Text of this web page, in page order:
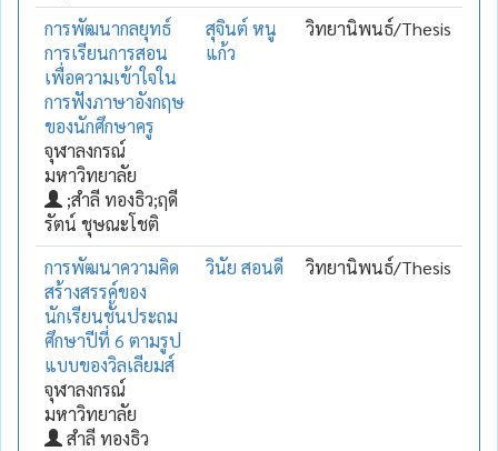
การพัฒนากลยุทธ์
การเรียนการสอน
เพื่อความเข้าใจใน
การฟังภาษาอังกฤษ
ของนักศึกษาครู
จุฬาลงกรณ์
มหาวิทยาลัย
;สำลี ทองธิว;ฤดี
รัตน์ ชุษณะโชติ
สุจินต์ หนู
แก้ว
วิทยานิพนธ์/Thesis
การพัฒนาความคิด
สร้างสรรค์ของ
นักเรียนชั้นประถม
ศึกษาปีที่ 6 ตามรูป
แบบของวิลเลียมส์
จุฬาลงกรณ์
มหาวิทยาลัย
สำลี ทองธิว
วินัย สอนดี วิทยานิพนธ์/Thesis